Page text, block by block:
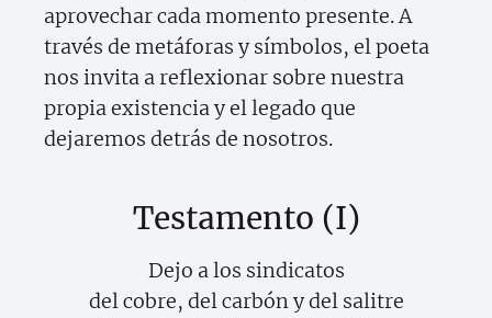
aprovechar cada momento presente. A
través de metáforas y símbolos, el poeta
nos invita a reflexionar sobre nuestra
propia existencia y el legado que
dejaremos detrás de nosotros.
Testamento (I)
Dejo a los sindicatos
del cobre, del carbón y del salitre